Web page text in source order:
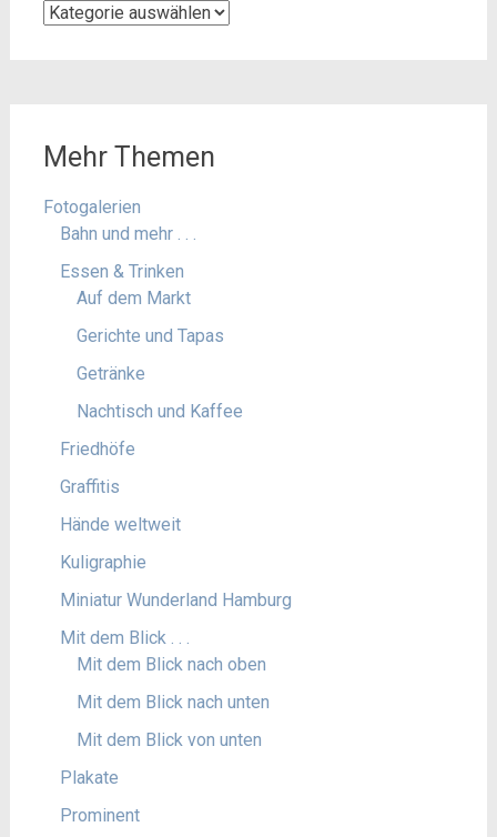
Kategorien
Mehr Themen
Fotogalerien
Bahn und mehr . . .
Essen & Trinken
Auf dem Markt
Gerichte und Tapas
Getränke
Nachtisch und Kaffee
Friedhöfe
Graffitis
Hände weltweit
Kuligraphie
Miniatur Wunderland Hamburg
Mit dem Blick . . .
Mit dem Blick nach oben
Mit dem Blick nach unten
Mit dem Blick von unten
Plakate
Prominent